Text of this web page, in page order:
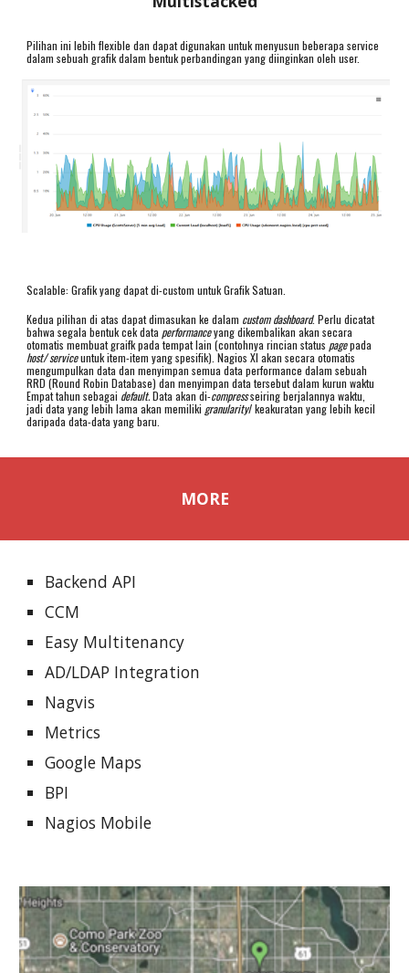
Pilihan ini lebih flexible dan dapat digunakan untuk menyusun beberapa service
dalam sebuah grafik dalam bentuk perbandingan yang diinginkan oleh user.
Scalable: Grafik yang dapat di-custom untuk Grafik Satuan.
Kedua pilihan di atas dapat dimasukan ke dalam custom dashboard. Perlu dicatat
bahwa segala bentuk cek data performanceyang dikembalikan akan secara
otomatis membuat graifk pada tempat lain (contohnya rincian status pagepada
host/ serviceuntuk item-item yang spesifik). Nagios XI akan secara otomatis
mengumpulkan data dan menyimpan semua data performance dalam sebuah
RRD (Round Robin Database) dan menyimpan data tersebut dalam kurun waktu
Empat tahun sebagai default.Data akan di-compressseiring berjalannya waktu,
jadi data yang lebih lama akan memiliki granularity/ keakuratan yang lebih kecil
daripada data-data yang baru.
MORE
Backend API
CCM
Easy Multitenancy
AD/LDAP Integration
Nagvis
Metrics
Google Maps
BPI
Nagios Mobile